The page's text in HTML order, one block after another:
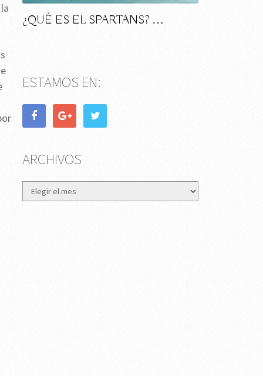
¿QUÉ ES EL SPARTANS? …
ESTAMOS EN:
ARCHIVOS
Archivos